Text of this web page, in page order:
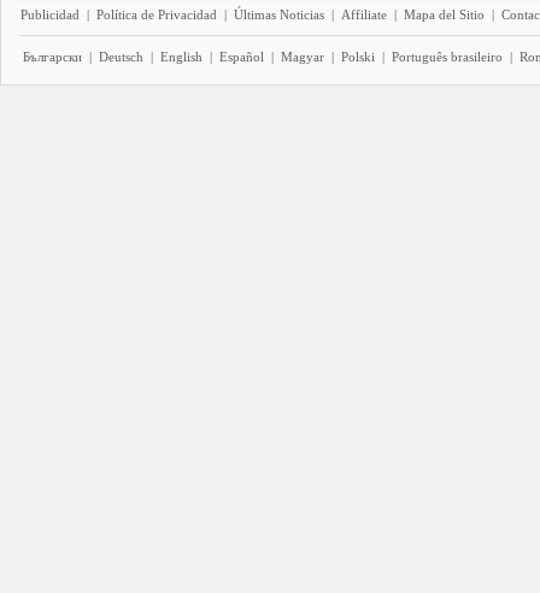
Publicidad | Política de Privacidad | Últimas Noticias | Affiliate | Mapa del Sitio |
Български | Deutsch | English | Español | Magyar | Polski | Português brasileiro |